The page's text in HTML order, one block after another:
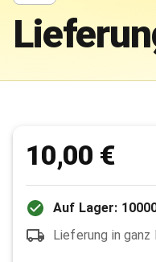
10,00 €
Auf Lager:
Lieferung in ganz